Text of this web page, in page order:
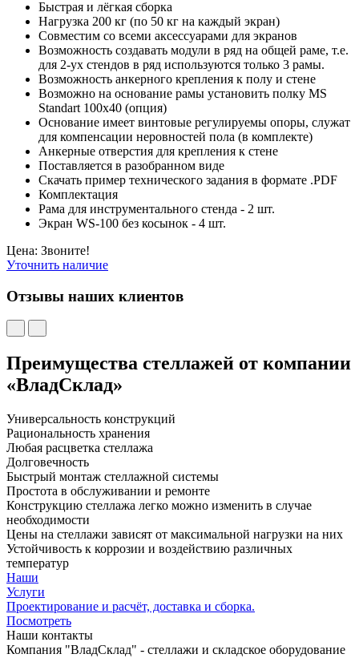
Быстрая и лёгкая сборка
Нагрузка 200 кг (по 50 кг на каждый экран)
Совместим со всеми аксессуарами для экранов
Возможность создавать модули в ряд на общей раме, т.е.
для 2-ух стендов в ряд используются только 3 рамы.
Возможность анкерного крепления к полу и стене
Возможно на основание рамы установить полку MS
Standart 100х40 (опция)
Основание имеет винтовые регулируемы опоры, служат
для компенсации неровностей пола (в комплекте)
Анкерные отверстия для крепления к стене
Поставляется в разобранном виде
Скачать пример технического задания в формате .PDF
Комплектация
Рама для инструментального стенда - 2 шт.
Экран WS-100 без косынок - 4 шт.
Цена: Звоните!
Уточнить наличие
Отзывы наших клиентов
Преимущества стеллажей от компании
«ВладСклад»
Универсальность конструкций
Рациональность хранения
Любая расцветка стеллажа
Долговечность
Быстрый монтаж стеллажной системы
Простота в обслуживании и ремонте
Конструкцию стеллажа легко можно изменить в случае
необходимости
Цены на стеллажи зависят от максимальной нагрузки на них
Устойчивость к коррозии и воздействию различных
температур
Наши
Услуги
Проектирование и расчёт, доставка и сборка.
Посмотреть
Наши контакты
Компания "ВладСклад" - стеллажи и складское оборудование